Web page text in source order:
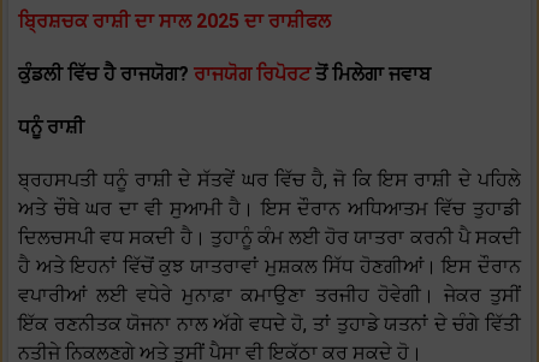
ਬ੍ਰਿਸ਼ਚਕ ਰਾਸ਼ੀ ਦਾ ਸਾਲ 2025 ਦਾ ਰਾਸ਼ੀਫਲ
ਕੁੰਡਲੀ ਵਿੱਚ ਹੈ ਰਾਜਯੋਗ? ਰਾਜਯੋਗ ਰਿਪੋਰਟਤੋਂ ਮਿਲੇਗਾ ਜਵਾਬ
ਧਨੂੰ ਰਾਸ਼ੀ
ਬ੍ਰਹਸਪਤੀ ਧਨੂੰ ਰਾਸ਼ੀ ਦੇ ਸੱਤਵੇਂ ਘਰ ਵਿੱਚ ਹੈ, ਜੋ ਕਿ ਇਸ ਰਾਸ਼ੀ ਦੇ ਪਹਿਲੇ
ਅਤੇ ਚੌਥੇ ਘਰ ਦਾ ਵੀ ਸੁਆਮੀ ਹੈ। ਇਸ ਦੌਰਾਨ ਅਧਿਆਤਮ ਵਿੱਚ ਤੁਹਾਡੀ
ਦਿਲਚਸਪੀ ਵਧ ਸਕਦੀ ਹੈ। ਤੁਹਾਨੂੰ ਕੰਮ ਲਈ ਹੋਰ ਯਾਤਰਾ ਕਰਨੀ ਪੈ ਸਕਦੀ
ਹੈ ਅਤੇ ਇਹਨਾਂ ਵਿੱਚੋਂ ਕੁਝ ਯਾਤਰਾਵਾਂ ਮੁਸ਼ਕਲ ਸਿੱਧ ਹੋਣਗੀਆਂ। ਇਸ ਦੌਰਾਨ
ਵਪਾਰੀਆਂ ਲਈ ਵਧੇਰੇ ਮੁਨਾਫ਼ਾ ਕਮਾਉਣਾ ਤਰਜੀਹ ਹੋਵੇਗੀ। ਜੇਕਰ ਤੁਸੀਂ
ਇੱਕ ਰਣਨੀਤਕ ਯੋਜਨਾ ਨਾਲ ਅੱਗੇ ਵਧਦੇ ਹੋ, ਤਾਂ ਤੁਹਾਡੇ ਯਤਨਾਂ ਦੇ ਚੰਗੇ ਵਿੱਤੀ
ਨਤੀਜੇ ਨਿਕਲਣਗੇ ਅਤੇ ਤੁਸੀਂ ਪੈਸਾ ਵੀ ਇਕੱਠਾ ਕਰ ਸਕਦੇ ਹੋ।